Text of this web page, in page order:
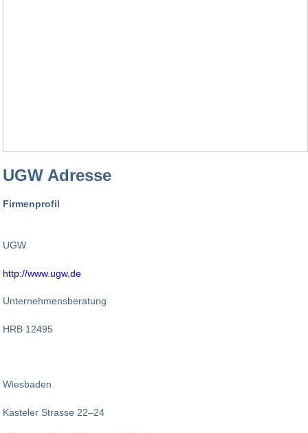
UGW Adresse
Firmenprofil
UGW
http://www.ugw.de
Unternehmensberatung
HRB 12495
Wiesbaden
Kasteler Strasse 22–24